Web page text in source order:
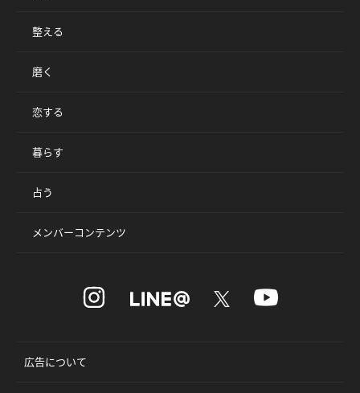
整える
磨く
恋する
暮らす
占う
メンバーコンテンツ
広告について